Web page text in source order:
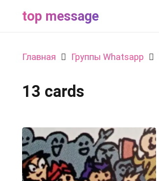
top message
Главная Группы Whatsapp
13 cards